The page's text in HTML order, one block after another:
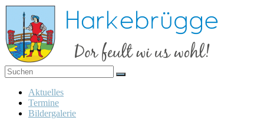
Zum
Inhalt
springen
Harkebrügge
Dor
feult
wi us
wohl!
Menü
Aktuelles
Termine
Bildergalerie